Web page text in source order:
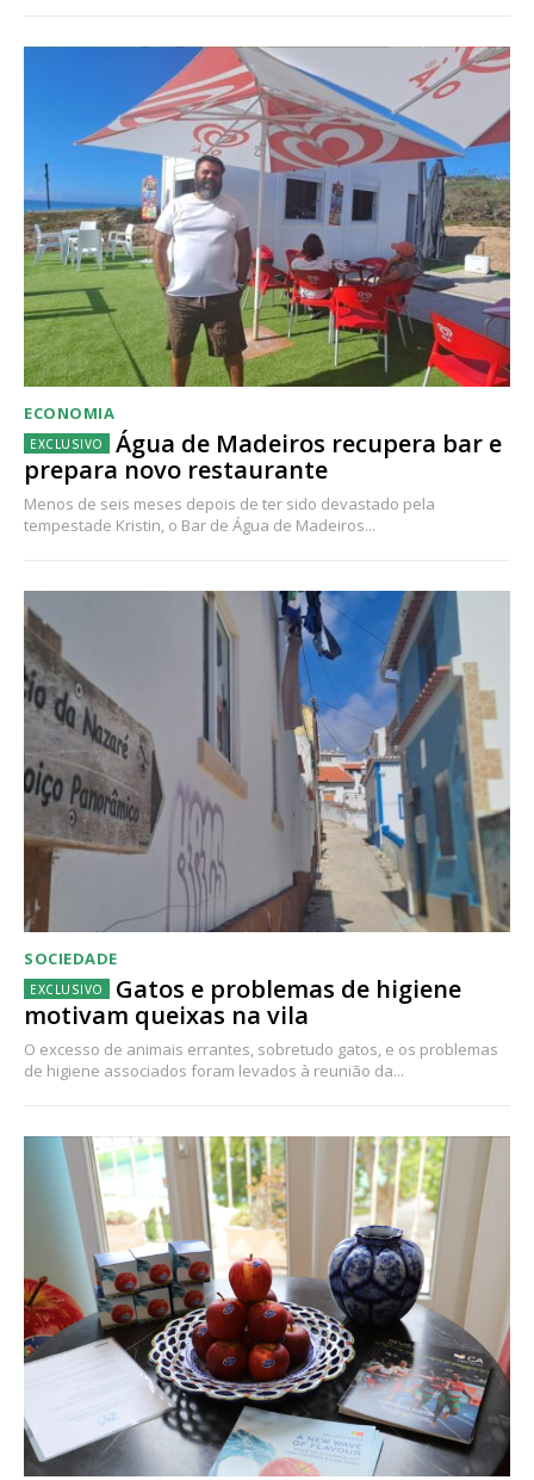
ECONOMIA
Água de Madeiros recupera bar e
prepara novo restaurante
Menos de seis meses depois de ter sido devastado pela
tempestade Kristin, o Bar de Água de Madeiros...
SOCIEDADE
Gatos e problemas de higiene
motivam queixas na vila
O excesso de animais errantes, sobretudo gatos, e os problemas
de higiene associados foram levados à reunião da...